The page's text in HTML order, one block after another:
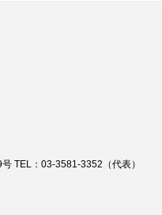
TEL：03-3581-3352（代表）